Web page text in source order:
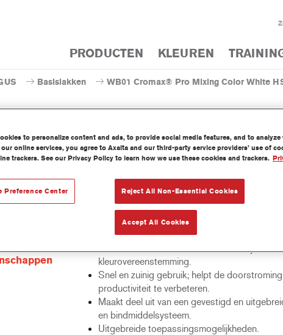
PRODUCTEN KLEUREN
Basislakken WB01 Cromax® Pro Mixing Color White
WB01 Cromax® Pro
kleurovereenstemming.
Snel en zuinig gebruik; helpt de
productiviteit te verbeteren.
Maakt deel uit van een gevestigd en
en bindmiddelsysteem.
Uitgebreide toepassingsmogelijkheden.
to personalize content and ads, to provide social media features, and to
online services, you agree to Axalta and our third-party service providers’ use of
trackers. See our Privacy Policy to learn how we use these cookies and trackers.
Reject All Non-Essential Cookies
Accept All Cookies
Preference Center